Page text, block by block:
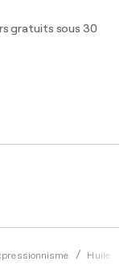
Huile
gratuits sous 30